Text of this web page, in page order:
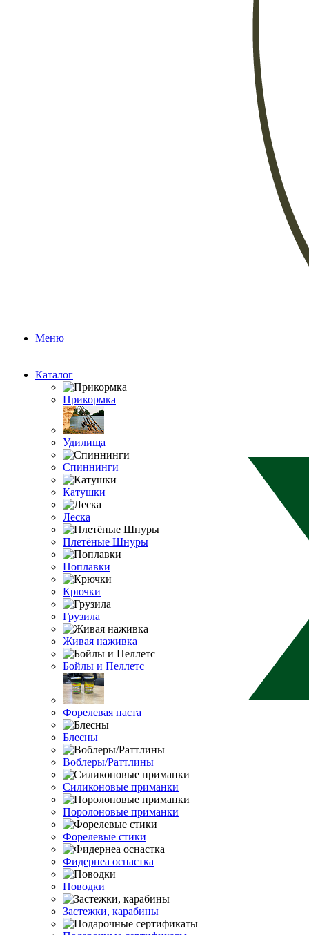
Меню
Каталог
Прикормка
Удилища
Спиннинги
Катушки
Леска
Плетёные Шнуры
Поплавки
Крючки
Грузила
Живая наживка
Бойлы и Пеллетс
Форелевая паста
Блесны
Воблеры/Раттлины
Силиконовые приманки
Поролоновые приманки
Форелевые стики
Фидернеа оснастка
Поводки
Застежки, карабины